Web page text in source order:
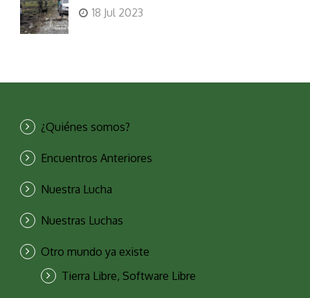
18 Jul 2023
¿Quiénes somos?
Encuentros Anteriores
Nuestra Lucha
Nuestras Luchas
Otro mundo ya existe
Tierra Libre, Software Libre